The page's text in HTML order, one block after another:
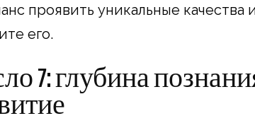
проявить уникальные качества
его.
7: глубина